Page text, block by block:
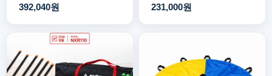
392,040원 231,000원